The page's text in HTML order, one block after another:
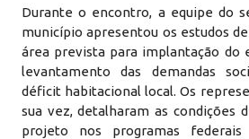
Durante o encontro, a equipe do
município apresentou os estudos
área prevista para implantação do
levantamento das demandas
déficit habitacional local. Os
sua vez, detalharam as condições
projeto nos programas